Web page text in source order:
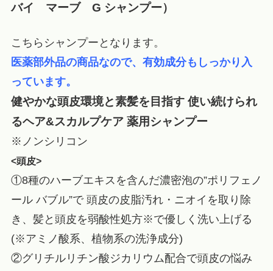
バイ マーブ G シャンプー）
こちらシャンプーとなります。
医薬部外品の商品なので、有効成分もしっかり入
っています。
健やかな頭皮環境と素髪を目指す 使い続けられ
るヘア&スカルプケア 薬用シャンプー
※ノンシリコン
<頭皮>
①8種のハーブエキスを含んだ濃密泡の”ポリフェノ
ール バブル”で 頭皮の皮脂汚れ・ニオイを取り除
き、髪と頭皮を弱酸性処方※で優しく洗い上げる
(※アミノ酸系、植物系の洗浄成分)
②グリチルリチン酸ジカリウム配合で頭皮の悩み